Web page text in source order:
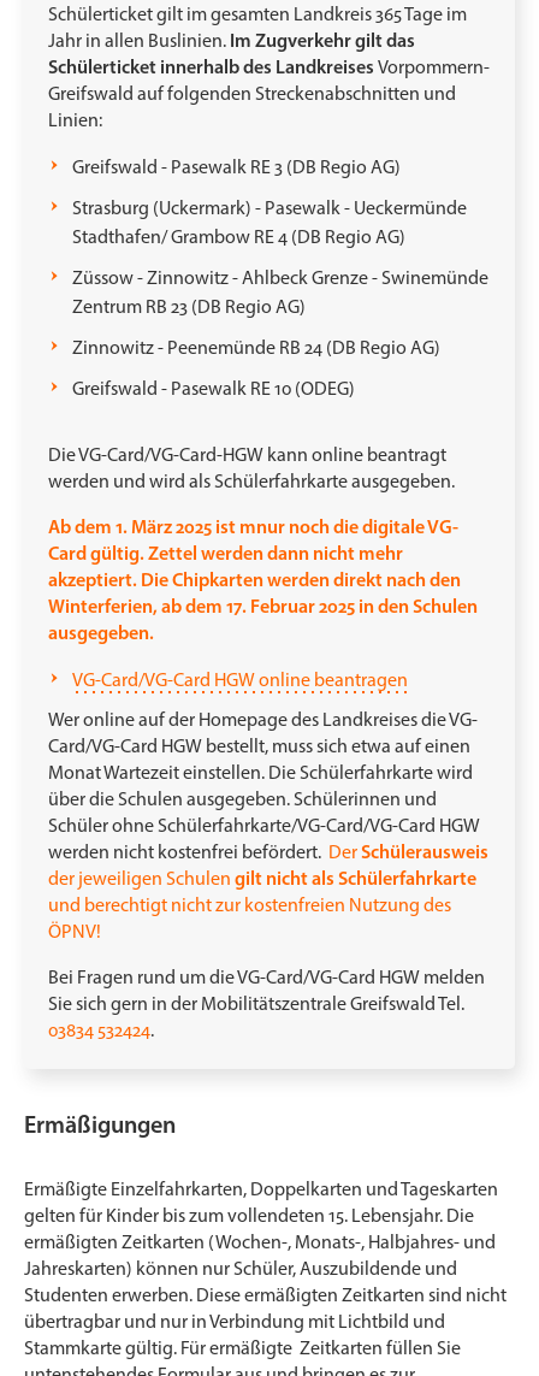
Schülerticket gilt im gesamten Landkreis 365 Tage im
Jahr in allen Buslinien. Im Zugverkehr gilt das
Schülerticket innerhalb des Landkreises Vorpommern-
Greifswald auf folgenden Streckenabschnitten und
Linien:
Greifswald - Pasewalk RE 3 (DB Regio AG)
Strasburg (Uckermark) - Pasewalk - Ueckermünde
Stadthafen/ Grambow RE 4 (DB Regio AG)
Züssow - Zinnowitz - Ahlbeck Grenze - Swinemünde
Zentrum RB 23 (DB Regio AG)
Zinnowitz - Peenemünde RB 24 (DB Regio AG)
Greifswald - Pasewalk RE 10 (ODEG)
Die VG-Card/VG-Card-HGW kann online beantragt
werden und wird als Schülerfahrkarte ausgegeben.
Ab dem 1. März 2025 ist mnur noch die digitale VG-
Card gültig. Zettel werden dann nicht mehr
akzeptiert. Die Chipkarten werden direkt nach den
Winterferien, ab dem 17. Februar 2025 in den Schulen
ausgegeben.
VG-Card/VG-Card HGW online beantragen
Wer online auf der Homepage des Landkreises die VG-
Card/VG-Card HGW bestellt, muss sich etwa auf einen
Monat Wartezeit einstellen. Die Schülerfahrkarte wird
über die Schulen ausgegeben. Schülerinnen und
Schüler ohne Schülerfahrkarte/VG-Card/VG-Card HGW
werden nicht kostenfrei befördert. DerSchülerausweis
der jeweiligen Schulen gilt nicht als Schülerfahrkarte
und berechtigt nicht zur kostenfreien Nutzung des
ÖPNV!
Bei Fragen rund um die VG-Card/VG-Card HGW melden
Sie sich gern in der Mobilitätszentrale Greifswald Tel.
03834 532424.
Ermäßigungen
Ermäßigte Einzelfahrkarten, Doppelkarten und Tageskarten
gelten für Kinder bis zum vollendeten 15. Lebensjahr. Die
ermäßigten Zeitkarten (Wochen-, Monats-, Halbjahres- und
Jahreskarten) können nur Schüler, Auszubildende und
Studenten erwerben. Diese ermäßigten Zeitkarten sind nicht
übertragbar und nur in Verbindung mit Lichtbild und
Stammkarte gültig. Für ermäßigte Zeitkarten füllen Sie